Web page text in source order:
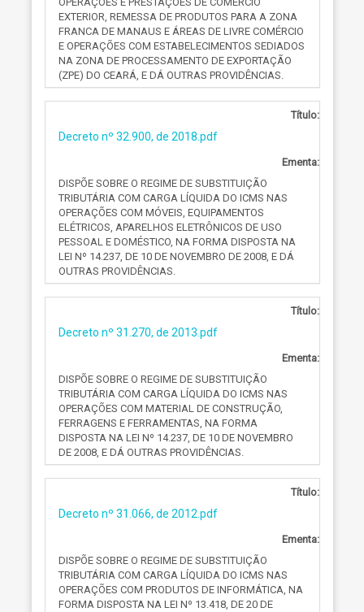
EXTERIOR, REMESSA DE PRODUTOS PARA A ZONA
FRANCA DE MANAUS E ÁREAS DE LIVRE COMÉRCIO
E OPERAÇÕES COM ESTABELECIMENTOS SEDIADOS
NA ZONA DE PROCESSAMENTO DE EXPORTAÇÃO
(ZPE) DO CEARÁ, E DÁ OUTRAS PROVIDÊNCIAS.
Título:
Decreto nº 32.900, de 2018.pdf
Ementa:
DISPÕE SOBRE O REGIME DE SUBSTITUIÇÃO
TRIBUTÁRIA COM CARGA LÍQUIDA DO ICMS NAS
OPERAÇÕES COM MÓVEIS, EQUIPAMENTOS
ELÉTRICOS, APARELHOS ELETRÔNICOS DE USO
PESSOAL E DOMÉSTICO, NA FORMA DISPOSTA NA
LEI Nº 14.237, DE 10 DE NOVEMBRO DE 2008, E DÁ
OUTRAS PROVIDÊNCIAS.
Título:
Decreto nº 31.270, de 2013.pdf
Ementa:
DISPÕE SOBRE O REGIME DE SUBSTITUIÇÃO
TRIBUTÁRIA COM CARGA LÍQUIDA DO ICMS NAS
OPERAÇÕES COM MATERIAL DE CONSTRUÇÃO,
FERRAGENS E FERRAMENTAS, NA FORMA
DISPOSTA NA LEI Nº 14.237, DE 10 DE NOVEMBRO
DE 2008, E DÁ OUTRAS PROVIDÊNCIAS.
Título:
Decreto nº 31.066, de 2012.pdf
Ementa:
DISPÕE SOBRE O REGIME DE SUBSTITUIÇÃO
TRIBUTÁRIA COM CARGA LÍQUIDA DO ICMS NAS
OPERAÇÕES COM PRODUTOS DE INFORMÁTICA, NA
FORMA DISPOSTA NA LEI Nº 13.418, DE 20 DE